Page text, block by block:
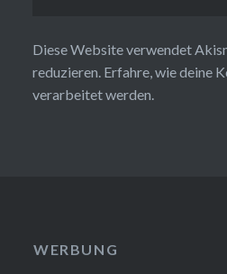
Diese Website verwendet
reduzieren. Erfahre, wie deine
verarbeitet werden.
WERBUNG